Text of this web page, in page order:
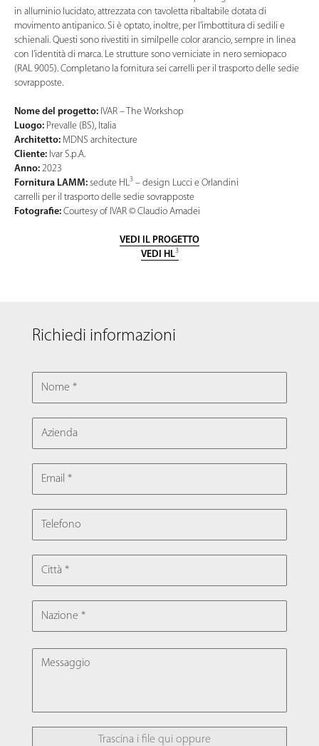
in alluminio lucidato, attrezzata con tavoletta ribaltabile dotata di
movimento antipanico. Si è optato, inoltre, per l’imbottitura di sedili e
schienali. Questi sono rivestiti in similpelle color arancio, sempre in linea
con l’identità di marca. Le strutture sono verniciate in nero semiopaco
(RAL 9005). Completano la fornitura sei carrelli per il trasporto delle sedie
sovrapposte.
Nome del progetto: IVAR – The Workshop
Luogo: Prevalle (BS), Italia
Architetto: MDNS architecture
Cliente: Ivar S.p.A.
Anno: 2023
Fornitura LAMM: sedute HL3 – design Lucci e Orlandini
carrelli per il trasporto delle sedie sovrapposte
Fotografie: Courtesy of IVAR © Claudio Amadei
VEDI IL PROGETTO
VEDI HL3
Richiedi informazioni
NOME
AZIENDA
EMAIL
TELEFONO
CITTÀ
NAZIONE
MESSAGGIO
FILE
Trascina i file qui oppure